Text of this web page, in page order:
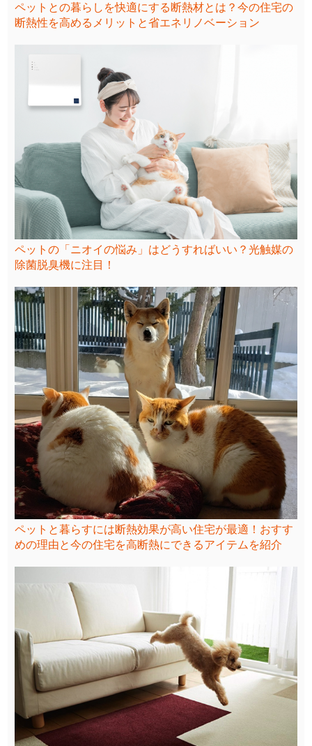
ペットとの暮らしを快適にする断熱材とは？今の住宅の
断熱性を高めるメリットと省エネリノベーション
ペットの「ニオイの悩み」はどうすればいい？光触媒の
除菌脱臭機に注目！
ペットと暮らすには断熱効果が高い住宅が最適！おすす
めの理由と今の住宅を高断熱にできるアイテムを紹介